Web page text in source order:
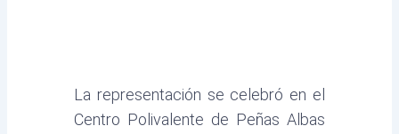
La representación se celebró en el
Centro Polivalente de Peñas Albas